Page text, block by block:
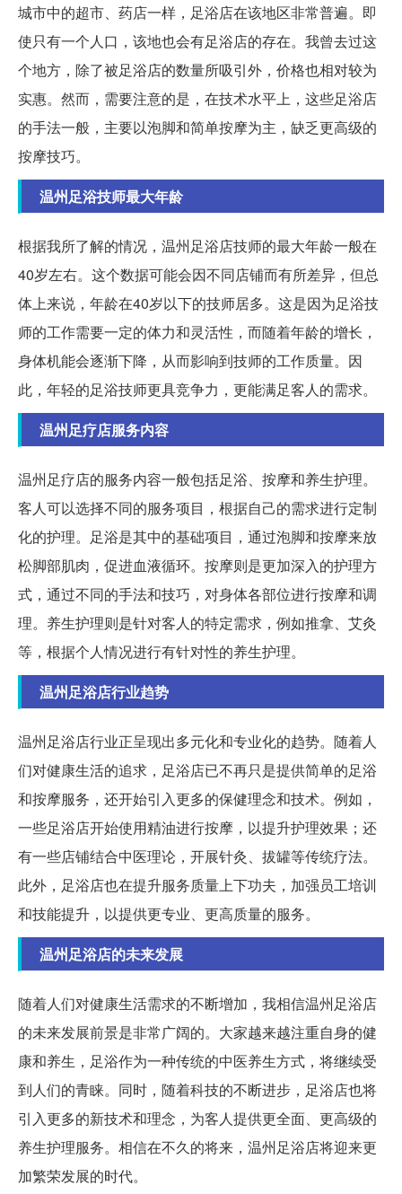
城市中的超市、药店一样，足浴店在该地区非常普遍。即
使只有一个人口，该地也会有足浴店的存在。我曾去过这
个地方，除了被足浴店的数量所吸引外，价格也相对较为
实惠。然而，需要注意的是，在技术水平上，这些足浴店
的手法一般，主要以泡脚和简单按摩为主，缺乏更高级的
按摩技巧。
温州足浴技师最大年龄
根据我所了解的情况，温州足浴店技师的最大年龄一般在
40岁左右。这个数据可能会因不同店铺而有所差异，但总
体上来说，年龄在40岁以下的技师居多。这是因为足浴技
师的工作需要一定的体力和灵活性，而随着年龄的增长，
身体机能会逐渐下降，从而影响到技师的工作质量。因
此，年轻的足浴技师更具竞争力，更能满足客人的需求。
温州足疗店服务内容
温州足疗店的服务内容一般包括足浴、按摩和养生护理。
客人可以选择不同的服务项目，根据自己的需求进行定制
化的护理。足浴是其中的基础项目，通过泡脚和按摩来放
松脚部肌肉，促进血液循环。按摩则是更加深入的护理方
式，通过不同的手法和技巧，对身体各部位进行按摩和调
理。养生护理则是针对客人的特定需求，例如推拿、艾灸
等，根据个人情况进行有针对性的养生护理。
温州足浴店行业趋势
温州足浴店行业正呈现出多元化和专业化的趋势。随着人
们对健康生活的追求，足浴店已不再只是提供简单的足浴
和按摩服务，还开始引入更多的保健理念和技术。例如，
一些足浴店开始使用精油进行按摩，以提升护理效果；还
有一些店铺结合中医理论，开展针灸、拔罐等传统疗法。
此外，足浴店也在提升服务质量上下功夫，加强员工培训
和技能提升，以提供更专业、更高质量的服务。
温州足浴店的未来发展
随着人们对健康生活需求的不断增加，我相信温州足浴店
的未来发展前景是非常广阔的。大家越来越注重自身的健
康和养生，足浴作为一种传统的中医养生方式，将继续受
到人们的青睐。同时，随着科技的不断进步，足浴店也将
引入更多的新技术和理念，为客人提供更全面、更高级的
养生护理服务。相信在不久的将来，温州足浴店将迎来更
加繁荣发展的时代。